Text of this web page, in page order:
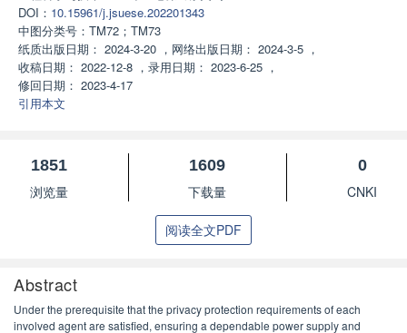
DOI： 10.15961/j.jsuese.202201343
中图分类号： TM72；TM73
纸质出版日期： 2024-3-20 ， 网络出版日期： 2024-3-5 ，
收稿日期： 2022-12-8 ， 录用日期： 2023-6-25 ，
修回日期： 2023-4-17
引用本文
1851
浏览量
1609
下载量
0
CNKI
阅读全文PDF
Abstract
Under the prerequisite that the privacy protection requirements of each
involved agent are satisfied, ensuring a dependable power supply and